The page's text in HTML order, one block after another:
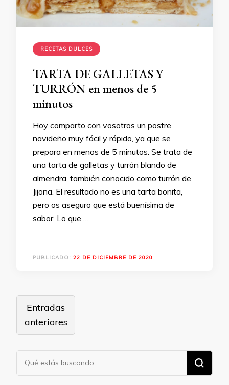
RECETAS DULCES
TARTA DE GALLETAS Y
TURRÓN en menos de 5
minutos
Hoy comparto con vosotros un postre
navideño muy fácil y rápido, ya que se
prepara en menos de 5 minutos. Se trata de
una tarta de galletas y turrón blando de
almendra, también conocido como turrón de
Jijona. El resultado no es una tarta bonita,
pero os aseguro que está buenísima de
sabor. Lo que …
PUBLICADO: 22 DE DICIEMBRE DE 2020
Navegación
de
entradas
Entradas
anteriores
¿Buscas
algo?